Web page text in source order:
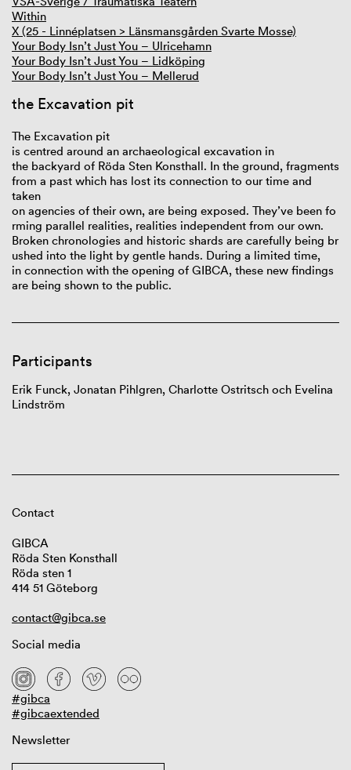
Within
X (25 - Linnéplatsen > Länsmansgården Svarte Mosse)
Your Body Isn’t Just You – Ulricehamn
Your Body Isn’t Just You – Lidköping
Your Body Isn’t Just You – Mellerud
the Excavation pit
The Excavation pit
is centred around an archaeological excavation in
the backyard of Röda Sten Konsthall. In the ground, fragments
from a past which has lost its connection to our time and
taken
on agencies of their own, are being exposed. They’ve been fo
rming parallel realities, realities independent from our own.
Broken chronologies and historic shards are carefully being br
ushed into the light by gentle hands. During a limited time,
in connection with the opening of GIBCA, these new findings
are being shown to the public.
Participants
Erik Funck, Jonatan Pihlgren, Charlotte Ostritsch och Evelina
Lindström
Contact
GIBCA
Röda Sten Konsthall
Röda sten 1
414 51 Göteborg
contact@gibca.se
Social media
#gibca
#gibcaextended
Newsletter